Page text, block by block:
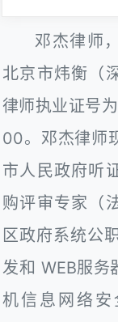
邓杰律师
北京市炜衡（
律师执业证号
00。邓杰律师
市人民政府听
购评审专家（
区政府系统公
发和 WEB服务
机信息网络